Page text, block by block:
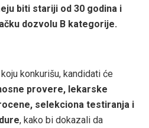
biti stariji od 30 godina i
dozvolu B kategorije.
konkurišu, kandidati će
provere, lekarske
selekciona testiranja i
, kako bi dokazali da